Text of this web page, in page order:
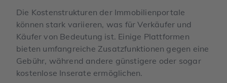
Die Kostenstrukturen der Immobilienportale
können stark variieren, was für Verkäufer und
Käufer von Bedeutung ist. Einige Plattformen
bieten umfangreiche Zusatzfunktionen gegen eine
Gebühr, während andere günstigere oder sogar
kostenlose Inserate ermöglichen.